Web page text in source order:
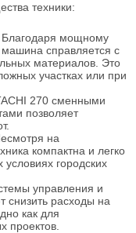
техники:
Благодаря мощному
справляется с
материалов. Это
участках или при
270 сменными
позволяет
на
компактна и легко
городских
управления и
снизить расходы на
как для
проектов.